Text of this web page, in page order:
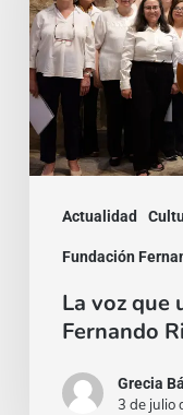
Actualidad
Fundación
une:
nace
la
Coral
Fernando
La voz que
Fernando
Grecia
3 de julio